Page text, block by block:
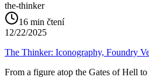
the-thinker
16 min čtení
12/22/2025
The Thinker: Iconography, Foundry
From a figure atop the Gates of Hell